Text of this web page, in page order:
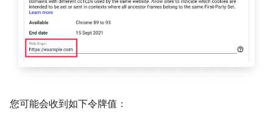
您可能会收到如下令牌值：